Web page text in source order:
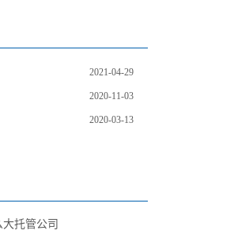
2021-04-29
2020-11-03
2020-03-13
托管公司